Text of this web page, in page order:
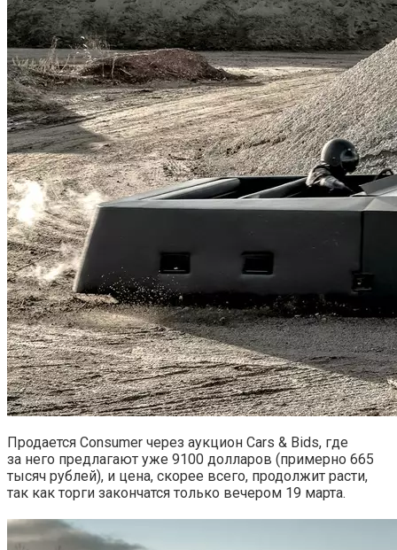
Продается Consumer через аукцион Cars & Bids, где
за него предлагают уже 9100 долларов (примерно 665
тысяч рублей), и цена, скорее всего, продолжит расти,
так как торги закончатся только вечером 19 марта.